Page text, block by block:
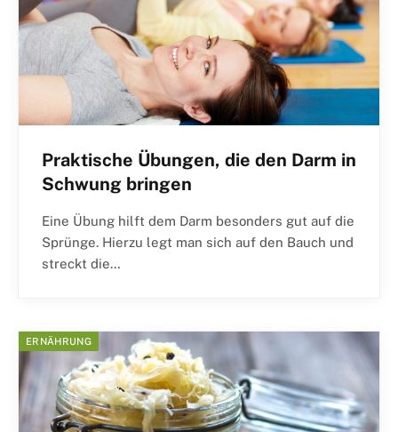
Praktische Übungen, die den Darm in
Schwung bringen
Eine Übung hilft dem Darm besonders gut auf die
Sprünge. Hierzu legt man sich auf den Bauch und
streckt die…
ERNÄHRUNG